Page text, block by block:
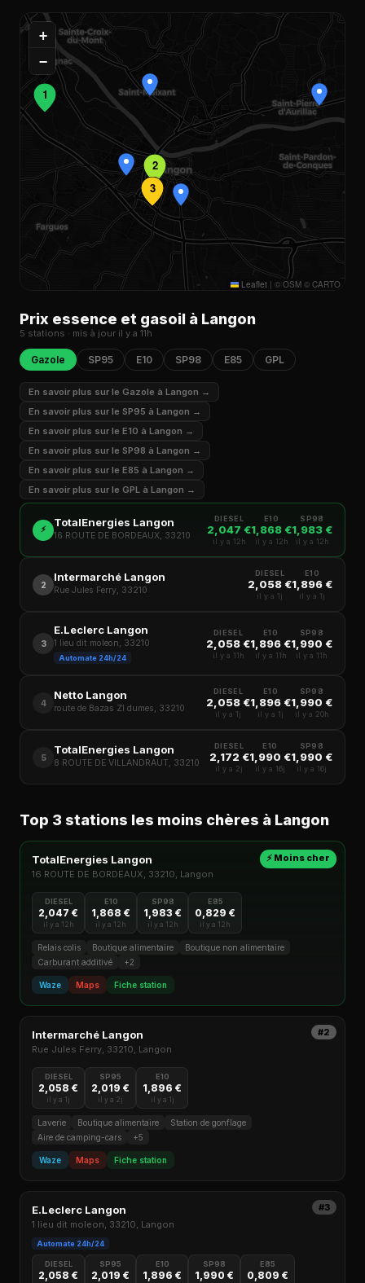
1
2
3
+
−
Leaflet | © OSM © CARTO
Prix essence et gasoil à Langon
5 stations · mis à jour il y a 11h
Gazole SP95 E10 SP98 E85 GPL
En savoir plus sur le Gazole à Langon →
En savoir plus sur le SP95 à Langon →
En savoir plus sur le E10 à Langon →
En savoir plus sur le SP98 à Langon →
En savoir plus sur le E85 à Langon →
En savoir plus sur le GPL à Langon →
⚡ TotalEnergies Langon
16 ROUTE DE BORDEAUX, 33210
DIESEL
2,047 €
il y a 12h
E10
1,868 €
il y a 12h
SP98
1,983 €
il y a 12h
2
Intermarché Langon
Rue Jules Ferry, 33210
DIESEL
2,058 €
il y a 1j
E10
1,896 €
il y a 1j
3
E.Leclerc Langon
1 lieu dit moleon, 33210
Automate 24h/24
DIESEL
2,058 €
il y a 11h
E10
1,896 €
il y a 11h
SP98
1,990 €
il y a 11h
4
Netto Langon
route de Bazas ZI dumes, 33210
DIESEL
2,058 €
il y a 1j
E10
1,896 €
il y a 1j
SP98
1,990 €
il y a 20h
5
TotalEnergies Langon
8 ROUTE DE VILLANDRAUT, 33210
DIESEL
2,172 €
il y a 2j
E10
1,990 €
il y a 16j
SP98
1,990 €
il y a 16j
Top 3 stations les moins chères à Langon
⚡ Moins cher
TotalEnergies Langon
16 ROUTE DE BORDEAUX, 33210, Langon
DIESEL
2,047 €
il y a 12h
E10
1,868 €
il y a 12h
SP98
1,983 €
il y a 12h
E85
0,829 €
il y a 12h
Relais colis Boutique alimentaire
Boutique non alimentaire
Carburant additivé
+2
Waze Maps Fiche station
#2
Intermarché Langon
Rue Jules Ferry, 33210, Langon
DIESEL
2,058 €
il y a 1j
SP95
2,019 €
il y a 2j
E10
1,896 €
il y a 1j
Laverie Boutique alimentaire
Station de gonflage
Aire de camping-cars
+5
Waze Maps Fiche station
#3
E.Leclerc Langon
1 lieu dit moleon, 33210, Langon
Automate 24h/24
DIESEL
2,058 €
SP95
2,019 €
E10
1,896 €
SP98
1,990 €
E85
0,809 €